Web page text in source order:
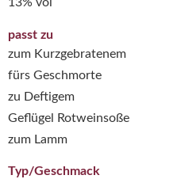
passt zu
zum Kurzgebratenem
fürs Geschmorte
zu Deftigem
Geflügel Rotweinsoße
zum Lamm
Typ/Geschmack